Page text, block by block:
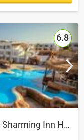
6.8
Swiss Heaven Sharming Inn (ex. Sharming Inn Hotel)